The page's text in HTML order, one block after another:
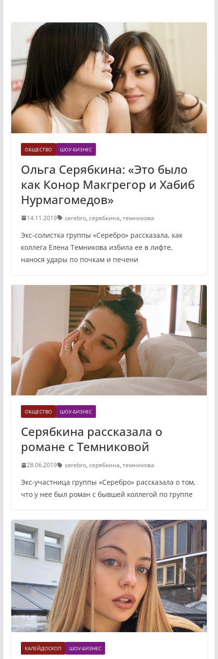
ОБЩЕСТВО ШОУ-БИЗНЕС
Ольга Серябкина: «Это было
как Конор Макгрегор и Хабиб
Нурмагомедов»
14.11.2019 serebro, серябкина, темникова
Экс-солистка группы «Серебро» рассказала, как
коллега Елена Темникова избила ее в лифте,
нанося удары по почкам и печени
ОБЩЕСТВО ШОУ-БИЗНЕС
Серябкина рассказала о
романе с Темниковой
28.06.2019 serebro, серябкина, темникова
Экс-участница группы «Серебро» рассказала о том,
что у нее был роман с бывшей коллегой по группе
КАЛЕЙДОСКОП ШОУ-БИЗНЕС